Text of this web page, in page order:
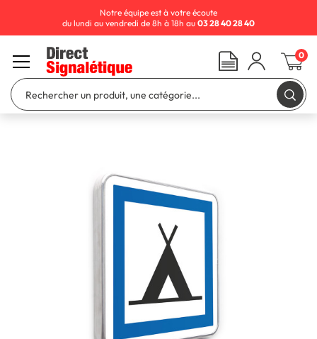
Notre équipe est à votre écoute
du lundi au vendredi de 8h à 18h au 03 28 40 28 40
0